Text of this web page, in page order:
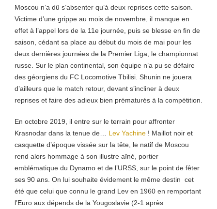
Moscou n’a dû s’absenter qu’à deux reprises cette saison.
Victime d’une grippe au mois de novembre, il manque en
effet à l’appel lors de la 11e journée, puis se blesse en fin de
saison, cédant sa place au début du mois de mai pour les
deux dernières journées de la Premier Liga, le championnat
russe. Sur le plan continental, son équipe n’a pu se défaire
des géorgiens du FC Locomotive Tbilisi. Shunin ne jouera
d’ailleurs que le match retour, devant s’incliner à deux
reprises et faire des adieux bien prématurés à la compétition.
En octobre 2019, il entre sur le terrain pour affronter
Krasnodar dans la tenue de… Lev Yachine ! Maillot noir et
casquette d’époque vissée sur la tête, le natif de Moscou
rend alors hommage à son illustre aîné, portier
emblématique du Dynamo et de l’URSS, sur le point de fêter
ses 90 ans. On lui souhaite évidement le même destin cet
été que celui que connu le grand Lev en 1960 en remportant
l’Euro aux dépends de la Yougoslavie (2-1 après